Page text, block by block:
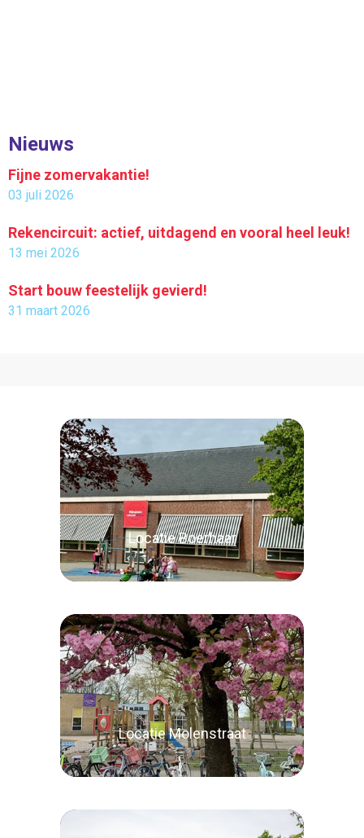
Nieuws
Fijne zomervakantie!
03 juli 2026
Rekencircuit: actief, uitdagend en vooral heel leuk!
13 mei 2026
Start bouw feestelijk gevierd!
31 maart 2026
Locatie Boerhaar
Lees verder
Locatie Molenstraat